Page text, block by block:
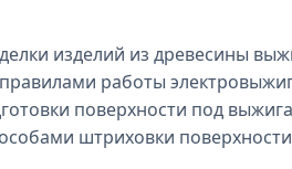
изделий из древесины
работы
поверхности под
штриховки